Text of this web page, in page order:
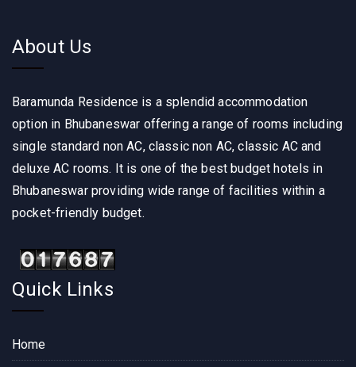
About Us
Baramunda Residence is a splendid accommodation
option in Bhubaneswar offering a range of rooms including
single standard non AC, classic non AC, classic AC and
deluxe AC rooms. It is one of the best budget hotels in
Bhubaneswar providing wide range of facilities within a
pocket-friendly budget.
Quick Links
Home